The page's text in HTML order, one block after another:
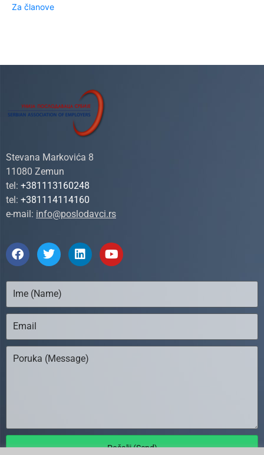
Za članove
Stevana Markovića 8
11080 Zemun
tel: +381113160248
tel: +381114114160
e-mail: info@poslodavci.rs
Pošalji (Send)